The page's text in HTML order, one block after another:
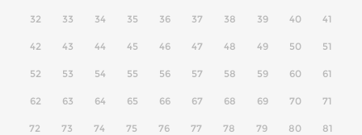
32 33 34 35 36 37 38 39 40 41
42 43 44 45 46 47 48 49 50 51
52 53 54 55 56 57 58 59 60 61
62 63 64 65 66 67 68 69 70 71
72 73 74 75 76 77 78 79 80 81